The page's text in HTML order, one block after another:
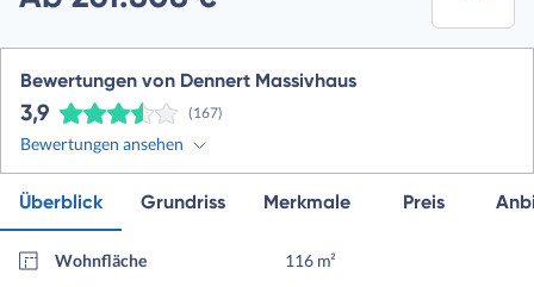
Bewertungen von Dennert Massivhaus
3,9 (167)
Bewertungen ansehen
Überblick Grundriss Merkmale Preis
Wohnfläche
116 m²